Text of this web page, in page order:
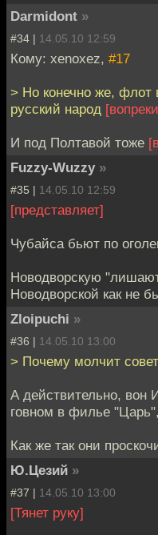
Darmidont »
#34 | 14.05.10 12:59
Кому: xenoxez, #17
> Но конечно же, флот
русский народ
И под Полтавой тоже
Fuzzy-Wuzzy »
#35 | 14.05.10 12:59
[представляет]
Чубайса бьют по
Новодворскую
Новодворской как не
Zloipuchi »
#36 | 14.05.10 13:00
> Почему молчит
А действительно, вон
говном в филье
Как же так они
Ю.Цезий »
#37 | 14.05.10 13:00
[Тянет руку]